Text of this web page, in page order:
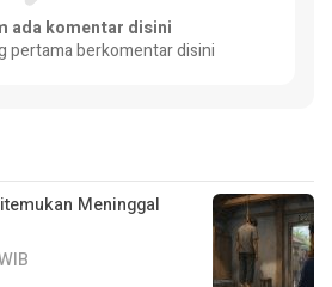
ada komentar disini
pertama berkomentar disini
Meninggal